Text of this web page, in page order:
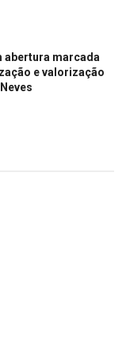
abertura marcada
e valorização